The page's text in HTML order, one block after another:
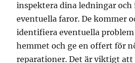
inspektera dina ledningar
eventuella faror. De kommer
identifiera eventuella
hemmet och ge en offert för
reparationer. Det är viktigt